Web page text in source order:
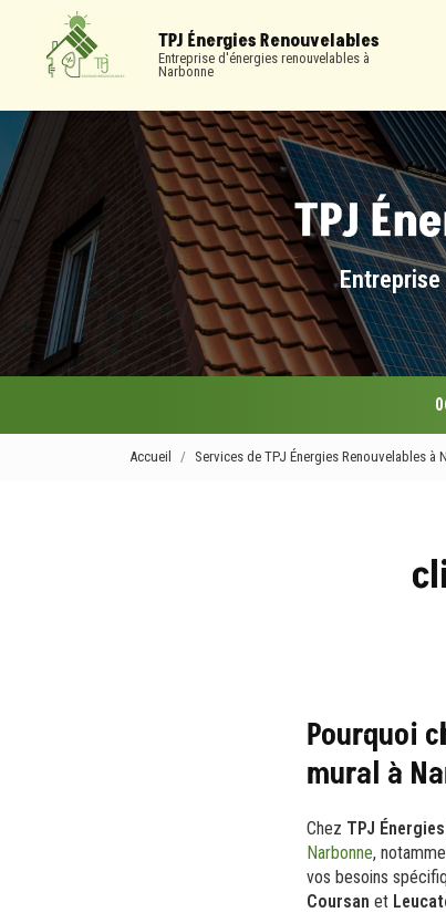
contenu
principal
TPJ Énergies Renouvelables
Entreprise d'énergies renouvelables à
Narbonne
Entreprise
Accueil Services de TPJ Énergies Renouvelables à
Pourquoi
mural à
Chez TPJ
Narbonne,
vos besoins
Coursan et